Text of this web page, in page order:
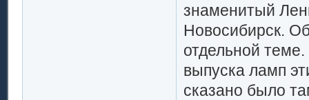
знаменитый
Новосибирск.
отдельной
выпуска ламп
сказано было